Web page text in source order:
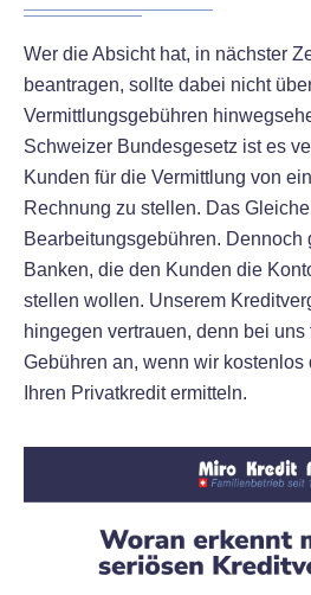
Wer die Absicht hat, in nächster
beantragen, sollte dabei nicht
Vermittlungsgebühren
Schweizer Bundesgesetz ist es
Kunden für die Vermittlung von
Rechnung zu stellen. Das
Bearbeitungsgebühren. Dennoch
Banken, die den Kunden die
stellen wollen. Unserem
hingegen vertrauen, denn bei
Gebühren an, wenn wir kostenlos
Ihren Privatkredit ermitteln.